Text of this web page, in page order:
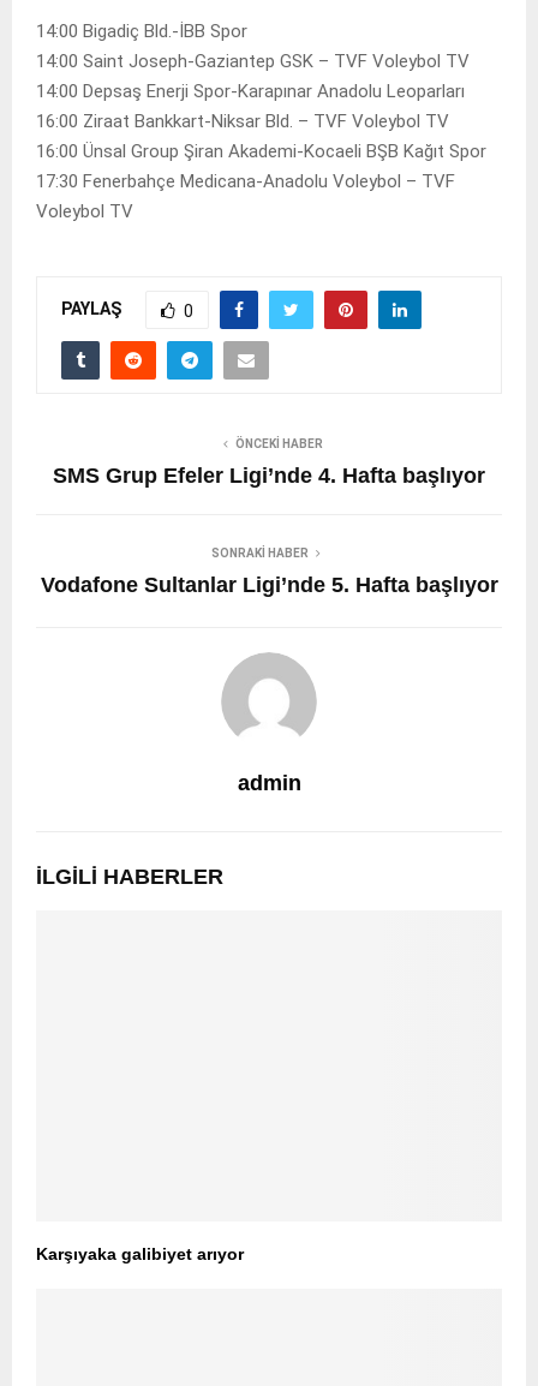
14:00 Bigadiç Bld.-İBB Spor
14:00 Saint Joseph-Gaziantep GSK – TVF Voleybol TV
14:00 Depsaş Enerji Spor-Karapınar Anadolu Leoparları
16:00 Ziraat Bankkart-Niksar Bld. – TVF Voleybol TV
16:00 Ünsal Group Şiran Akademi-Kocaeli BŞB Kağıt Spor
17:30 Fenerbahçe Medicana-Anadolu Voleybol – TVF
Voleybol TV
PAYLAŞ 0
ÖNCEKI HABER
SMS Grup Efeler Ligi’nde 4. Hafta başlıyor
SONRAKI HABER
Vodafone Sultanlar Ligi’nde 5. Hafta başlıyor
admin
İLGILI HABERLER
Karşıyaka galibiyet arıyor